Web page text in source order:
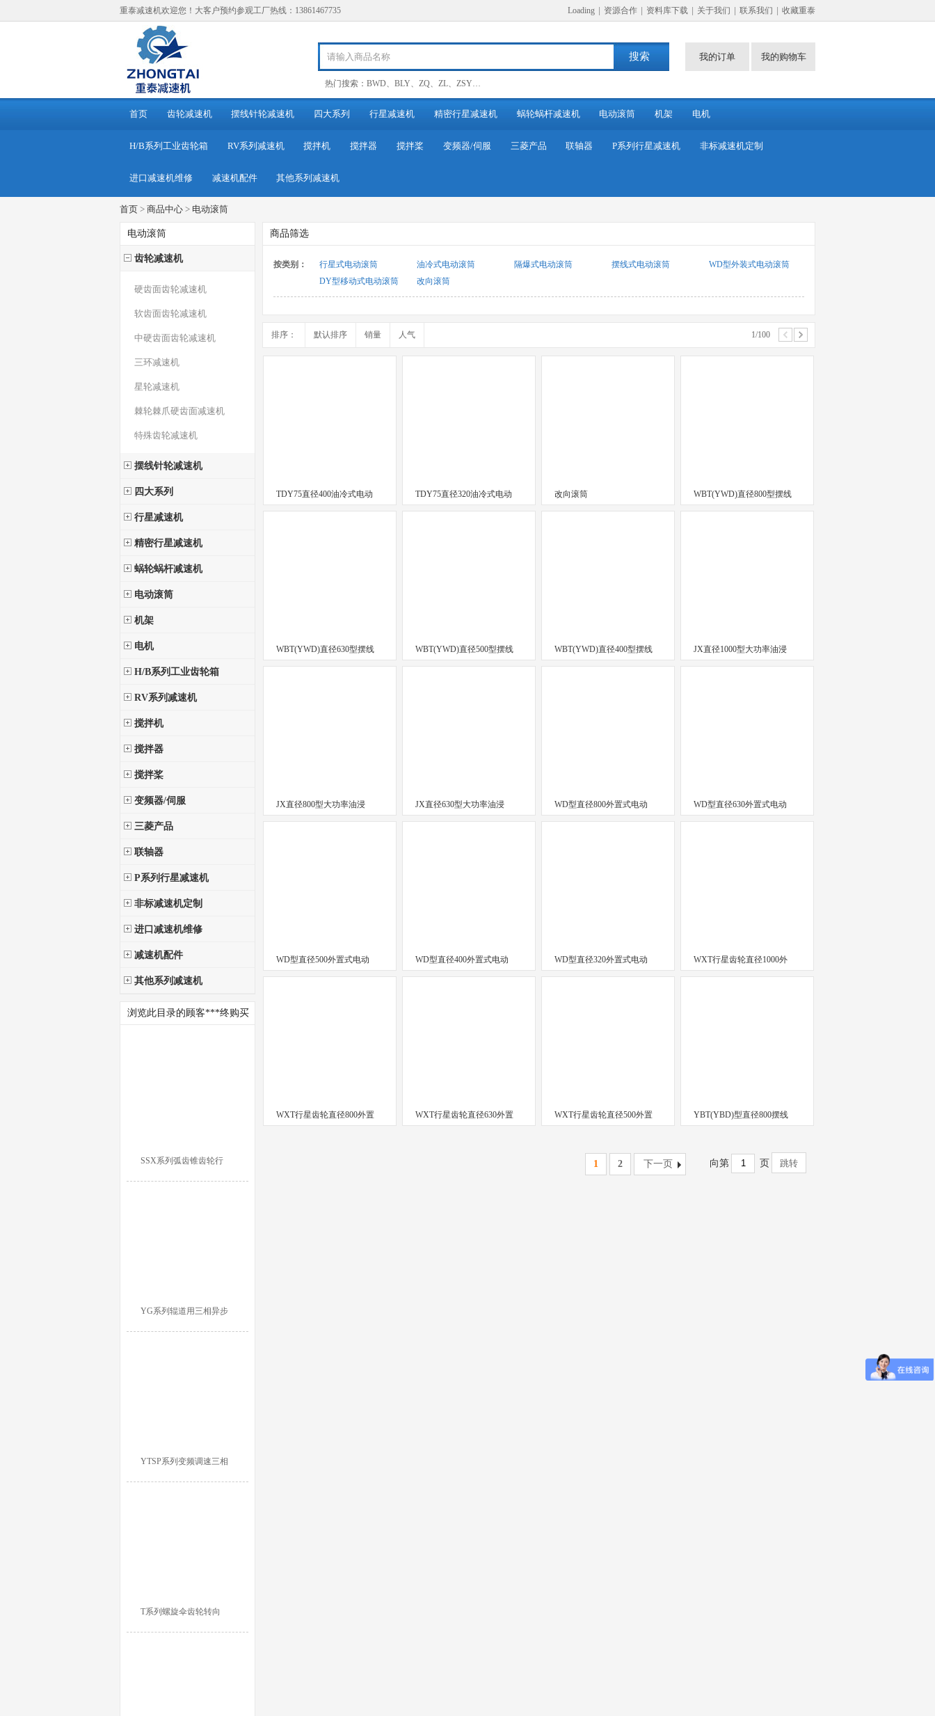
重泰减速机欢迎您！大客户预约参观工厂热线：13861467735 Loading 资源合作 资料库下载 关于我们 联系我们 收藏重泰
热门搜索： BWD、 BLY、 ZQ、 ZL、 ZSY…
我的订单 我的购物车
首页 齿轮减速机 摆线针轮减速机 四大系列 行星减速机 精密行星减速机 蜗轮蜗杆减速机 电动滚筒 机架 电机
H/B系列工业齿轮箱 RV系列减速机 搅拌机 搅拌器 搅拌桨 变频器/伺服 三菱产品 联轴器 P系列行星减速机 非标减速机定制
进口减速机维修 减速机配件 其他系列减速机
首页 > 商品中心 > 电动滚筒
电动滚筒
齿轮减速机
硬齿面齿轮减速机
软齿面齿轮减速机
中硬齿面齿轮减速机
三环减速机
星轮减速机
棘轮棘爪硬齿面减速机
特殊齿轮减速机
摆线针轮减速机
四大系列
行星减速机
精密行星减速机
蜗轮蜗杆减速机
电动滚筒
机架
电机
H/B系列工业齿轮箱
RV系列减速机
搅拌机
搅拌器
搅拌桨
变频器/伺服
三菱产品
联轴器
P系列行星减速机
非标减速机定制
进口减速机维修
减速机配件
其他系列减速机
浏览此目录的顾客***终购买
SSX系列弧齿锥齿轮行
YG系列辊道用三相异步
YTSP系列变频调速三相
T系列螺旋伞齿轮转向
商品筛选
按类别： 行星式电动滚筒 油冷式电动滚筒 隔爆式电动滚筒 摆线式电动滚筒
WD型外装式电动滚筒
DY型移动式电动滚筒
改向滚筒
排序： 默认排序 销量 人气 1/100
TDY75直径400油冷式电动 TDY75直径320油冷式电动 改向滚筒 WBT(YWD)直径800型摆线
WBT(YWD)直径630型摆线 WBT(YWD)直径500型摆线 WBT(YWD)直径400型摆线 JX直径1000型大功率油浸
JX直径800型大功率油浸 JX直径630型大功率油浸 WD型直径800外置式电动 WD型直径630外置式电动
WD型直径500外置式电动 WD型直径400外置式电动 WD型直径320外置式电动 WXT行星齿轮直径1000外
WXT行星齿轮直径800外置 WXT行星齿轮直径630外置 WXT行星齿轮直径500外置 YBT(YBD)型直径800摆线
1 2 下一页 向第 页